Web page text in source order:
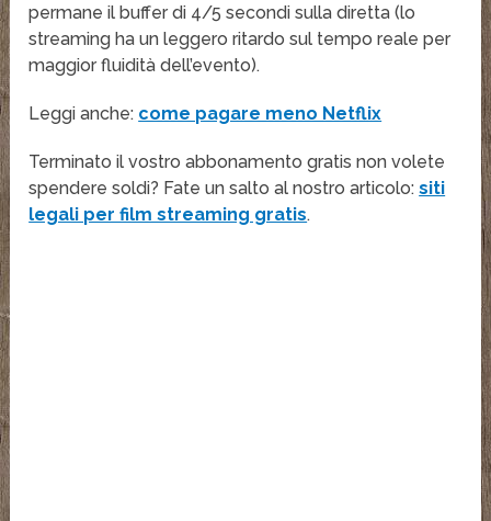
permane il buffer di 4/5 secondi sulla diretta (lo
streaming ha un leggero ritardo sul tempo reale per
maggior fluidità dell’evento).
Leggi anche: come pagare meno Netflix
Terminato il vostro abbonamento gratis non volete
spendere soldi? Fate un salto al nostro articolo:siti
legali per film streaming gratis.